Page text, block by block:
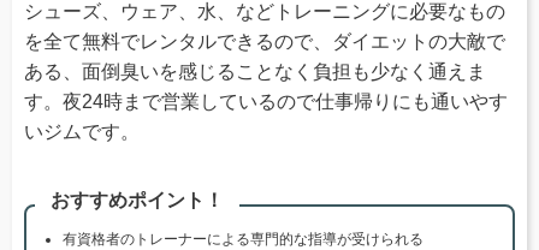
シューズ、ウェア、水、などトレーニングに必要なもの
を全て無料でレンタルできるので、ダイエットの大敵で
ある、面倒臭いを感じることなく負担も少なく通えま
す。夜24時まで営業しているので仕事帰りにも通いやす
いジムです。
おすすめポイント！
有資格者のトレーナーによる専門的な指導が受けられる